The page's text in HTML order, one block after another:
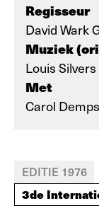
Regisseur
David Wark
Muziek
Louis Silvers
Met
Carol
EDITIE 1976
3de